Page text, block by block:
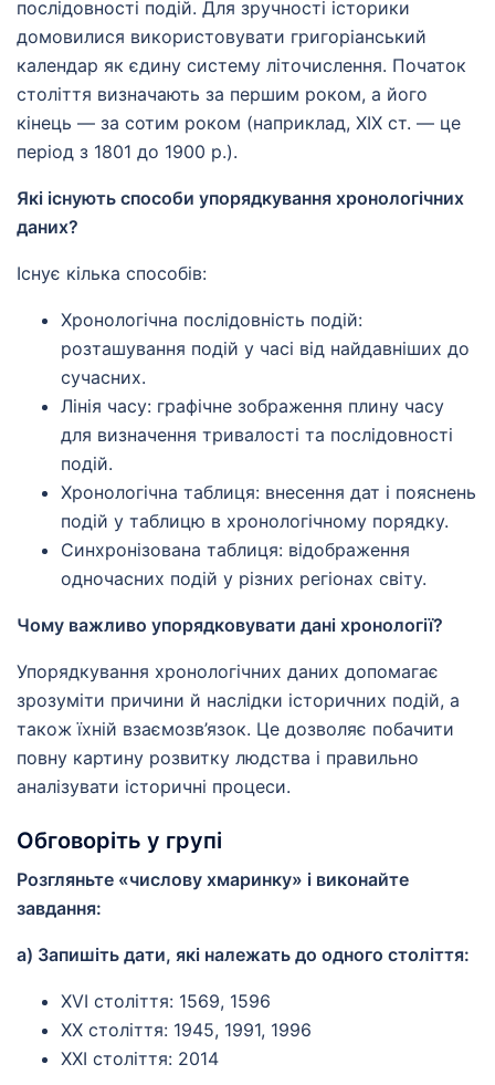
послідовності подій. Для зручності історики
домовилися використовувати григоріанський
календар як єдину систему літочислення. Початок
століття визначають за першим роком, а його
кінець — за сотим роком (наприклад, XIX ст. — це
період з 1801 до 1900 р.).
Які існують способи упорядкування хронологічних
даних?
Існує кілька способів:
Хронологічна послідовність подій:
розташування подій у часі від найдавніших до
сучасних.
Лінія часу: графічне зображення плину часу
для визначення тривалості та послідовності
подій.
Хронологічна таблиця: внесення дат і пояснень
подій у таблицю в хронологічному порядку.
Синхронізована таблиця: відображення
одночасних подій у різних регіонах світу.
Чому важливо упорядковувати дані хронології?
Упорядкування хронологічних даних допомагає
зрозуміти причини й наслідки історичних подій, а
також їхній взаємозв’язок. Це дозволяє побачити
повну картину розвитку людства і правильно
аналізувати історичні процеси.
Обговоріть у групі
Розгляньте «числову хмаринку» і виконайте
завдання:
а) Запишіть дати, які належать до одного століття:
XVI століття: 1569, 1596
XX століття: 1945, 1991, 1996
XXI століття: 2014